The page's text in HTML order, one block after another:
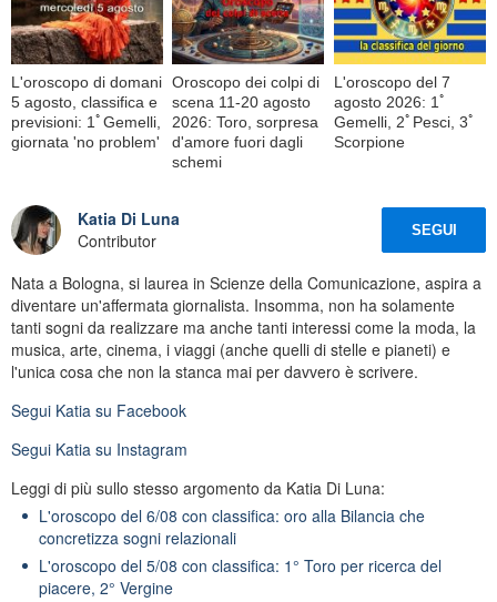
L'oroscopo di domani
5 agosto, classifica e
previsioni: 1ﾟGemelli,
giornata 'no problem'
Oroscopo dei colpi di
scena 11-20 agosto
2026: Toro, sorpresa
d'amore fuori dagli
schemi
L'oroscopo del 7
agosto 2026: 1ﾟ
Gemelli, 2ﾟPesci, 3ﾟ
Scorpione
Katia Di Luna
Contributor
SEGUI
Nata a Bologna, si laurea in Scienze della Comunicazione, aspira a
diventare un'affermata giornalista. Insomma, non ha solamente
tanti sogni da realizzare ma anche tanti interessi come la moda, la
musica, arte, cinema, i viaggi (anche quelli di stelle e pianeti) e
l'unica cosa che non la stanca mai per davvero è scrivere.
Segui Katia su Facebook
Segui Katia su Instagram
Leggi di più sullo stesso argomento da Katia Di Luna:
L'oroscopo del 6/08 con classifica: oro alla Bilancia che
concretizza sogni relazionali
L'oroscopo del 5/08 con classifica: 1° Toro per ricerca del
piacere, 2° Vergine